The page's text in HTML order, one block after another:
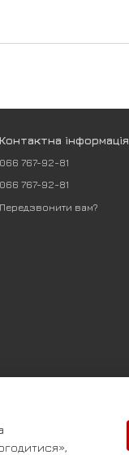
Контактна інформація
066 767-92-81
066 767-92-81
Передзвонити вам?